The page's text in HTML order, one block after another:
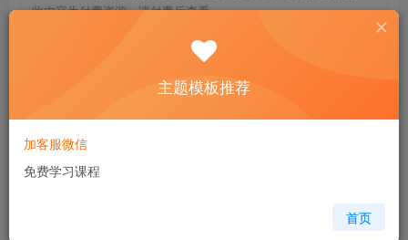
此内容为付费资源，请付费后查看
9.6
免费
暂时无法购买，请与站长联系
596.00 KB
主题模板推荐
加客服微信
免费学习课程
首页